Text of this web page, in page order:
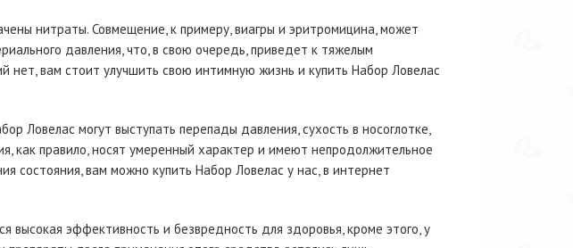
нитраты. Совмещение, к примеру, виагры и эритромицина, может
давления, что, в свою очередь, приведет к тяжелым
нет, вам стоит улучшить свою интимную жизнь и купить Набор Ловелас
Ловелас могут выступать перепады давления, сухость в носоглотке,
как правило, носят умеренный характер и имеют непродолжительное
состояния, вам можно купить Набор Ловелас у нас, в интернет
высокая эффективность и безвредность для здоровья, кроме этого, у